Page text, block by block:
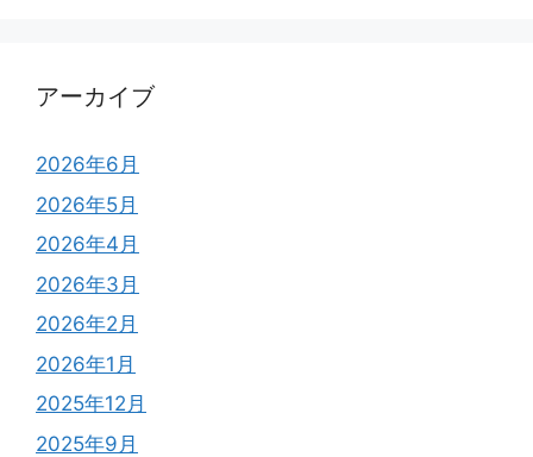
アーカイブ
2026年6月
2026年5月
2026年4月
2026年3月
2026年2月
2026年1月
2025年12月
2025年9月